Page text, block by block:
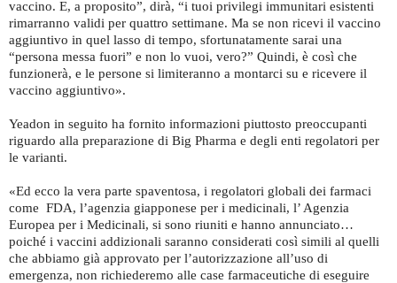
vaccino. E, a proposito”, dirà, “i tuoi privilegi immunitari esistenti
rimarranno validi per quattro settimane. Ma se non ricevi il vaccino
aggiuntivo in quel lasso di tempo, sfortunatamente sarai una
“persona messa fuori” e non lo vuoi, vero?” Quindi, è così che
funzionerà, e le persone si limiteranno a montarci su e ricevere il
vaccino aggiuntivo».
Yeadon in seguito ha fornito informazioni piuttosto preoccupanti
riguardo alla preparazione di Big Pharma e degli enti regolatori per
le varianti.
«Ed ecco la vera parte spaventosa, i regolatori globali dei farmaci
come FDA, l’agenzia giapponese per i medicinali, l’ Agenzia
Europea per i Medicinali, si sono riuniti e hanno annunciato…
poiché i vaccini addizionali saranno considerati così simili al quelli
che abbiamo già approvato per l’autorizzazione all’uso di
emergenza, non richiederemo alle case farmaceutiche di eseguire